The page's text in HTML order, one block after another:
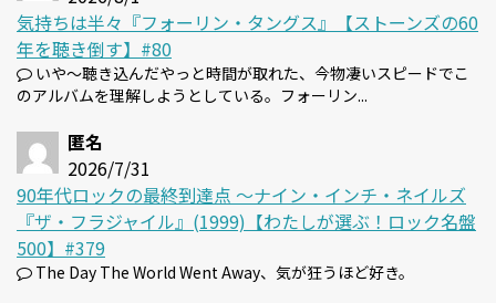
気持ちは半々『フォーリン・タングス』【ストーンズの60
年を聴き倒す】#80
いや～聴き込んだやっと時間が取れた、今物凄いスピードでこ
のアルバムを理解しようとしている。フォーリン...
匿名
2026/7/31
90年代ロックの最終到達点 〜ナイン・インチ・ネイルズ
『ザ・フラジャイル』(1999)【わたしが選ぶ！ロック名盤
500】#379
The Day The World Went Away、気が狂うほど好き。